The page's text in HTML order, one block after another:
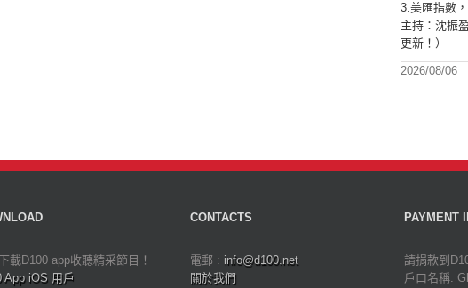
3.美匯指數
主持：沈振
更新！）
2026/08/06
載D100 app收聽精采節目！
App iOS 用戶
CONTACTS
電郵 : info@d100.net
關於我們
PAYMENT
請捐款到
戶口名稱: